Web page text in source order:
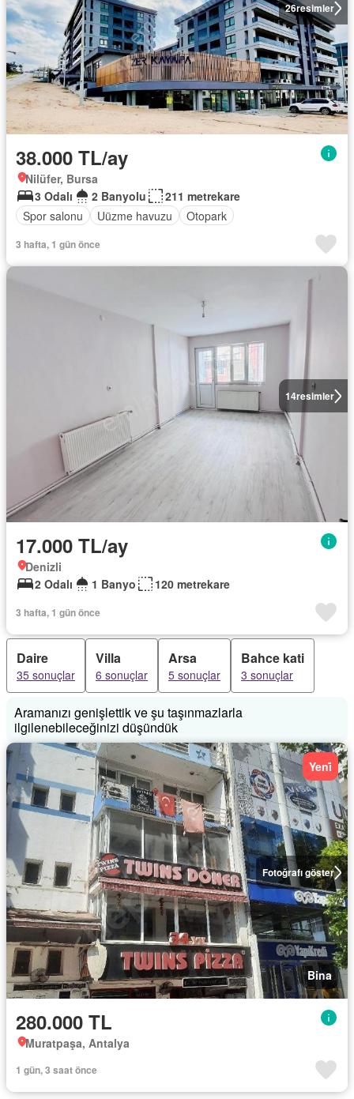
26resimler
38.000 TL/ay
Nilüfer, Bursa
3 Odalı
2 Banyolu
211 metrekare
Spor salonu
Uüzme havuzu Otopark
3 hafta, 1 gün önce
14resimler
17.000 TL/ay
Denizli
2 Odalı
1 Banyo 120 metrekare
3 hafta, 1 gün önce
Daire
35 sonuçlar
Villa
6 sonuçlar
Arsa
5 sonuçlar
Bahce kati
3 sonuçlar
Aramanızı genişlettik ve şu taşınmazlarla
ilgilenebileceğinizi düşündük
Fotoğrafı göster
Yeni̇
Bina
280.000 TL
Muratpaşa, Antalya
1 gün, 3 saat önce